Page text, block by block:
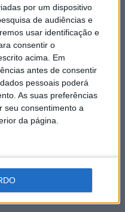
por um dispositivo
de audiências e
usar identificação e
consentir o
acima. Em
antes de consentir
pessoais poderá
As suas preferências
seu consentimento a
da página.